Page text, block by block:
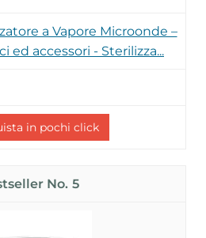
a Vapore Microonde –
ed accessori - Sterilizza...
in pochi click
5